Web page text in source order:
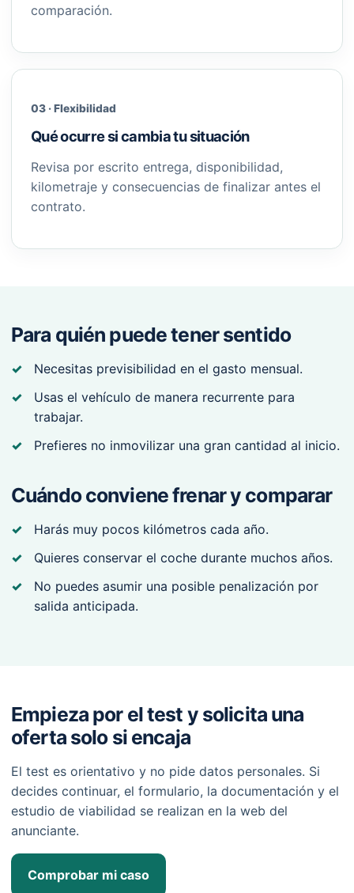
comparación.
03 · Flexibilidad
Qué ocurre si cambia tu situación
Revisa por escrito entrega, disponibilidad,
kilometraje y consecuencias de finalizar antes el
contrato.
Para quién puede tener sentido
Necesitas previsibilidad en el gasto mensual.
Usas el vehículo de manera recurrente para
trabajar.
Prefieres no inmovilizar una gran cantidad al inicio.
Cuándo conviene frenar y comparar
Harás muy pocos kilómetros cada año.
Quieres conservar el coche durante muchos años.
No puedes asumir una posible penalización por
salida anticipada.
Empieza por el test y solicita una
oferta solo si encaja
El test es orientativo y no pide datos personales. Si
decides continuar, el formulario, la documentación y el
estudio de viabilidad se realizan en la web del
anunciante.
Comprobar mi caso